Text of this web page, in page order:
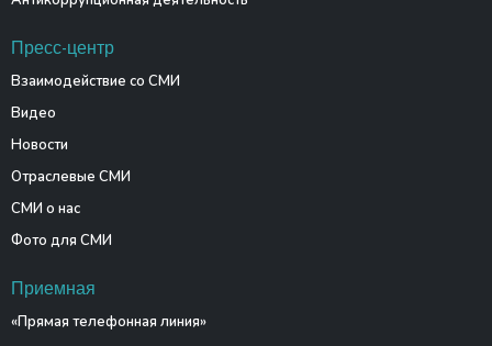
Пресс-центр
Взаимодействие со СМИ
Видео
Новости
Отраслевые СМИ
СМИ о нас
Фото для СМИ
Приемная
«Прямая телефонная линия»